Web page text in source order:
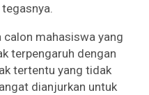
calon mahasiswa yang
terpengaruh dengan
tertentu yang tidak
dianjurkan untuk